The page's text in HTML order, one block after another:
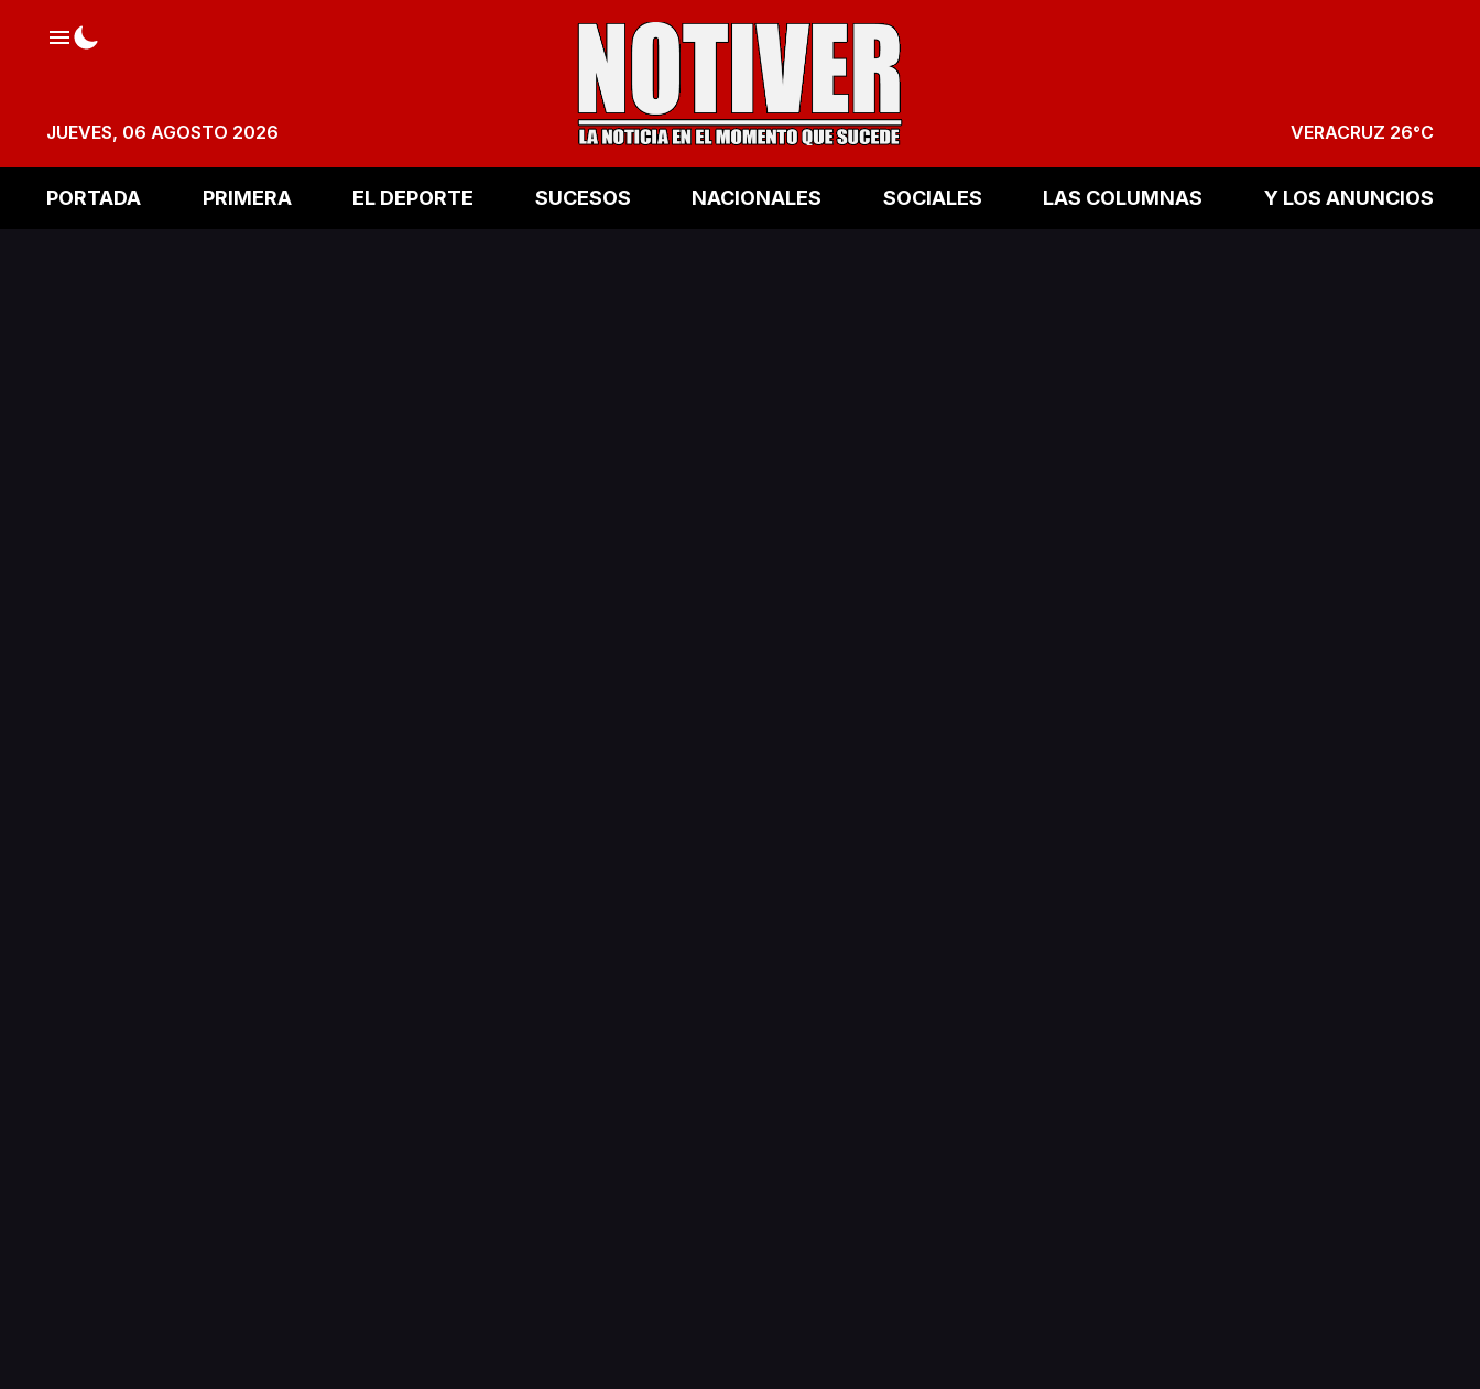
JUEVES, 06 AGOSTO 2026 VERACRUZ 26°C
PORTADA PRIMERA EL DEPORTE SUCESOS NACIONALES SOCIALES LAS COLUMNAS Y LOS ANUNCIOS